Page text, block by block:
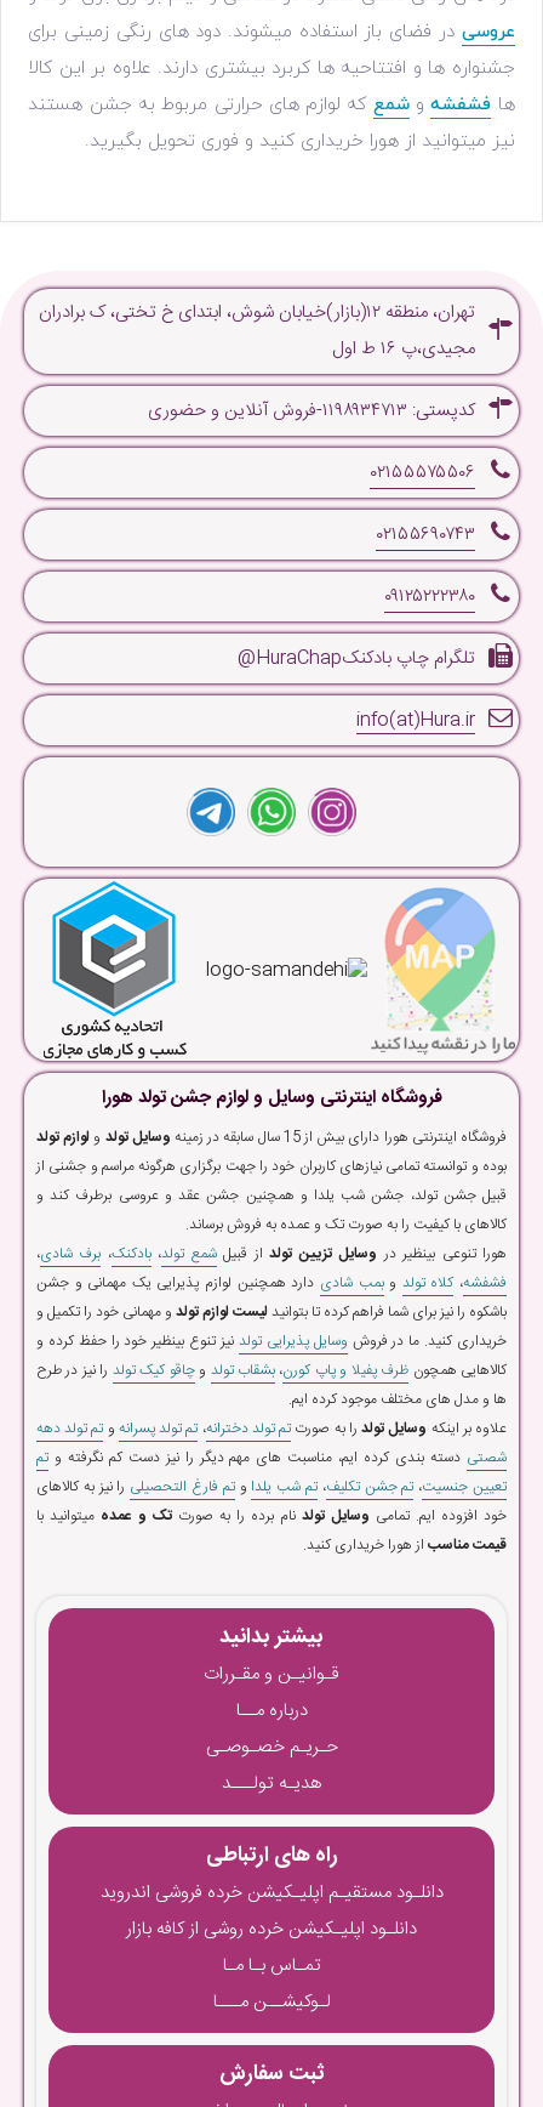
عروسی در فضای باز استفاده میشوند. دود های رنگی زمینی برای
جشنواره ها و افتتاحیه ها کربرد بیشتری دارند. علاوه بر این کالا
ها فشفشهوشمع که لوازم های حرارتی مربوط به جشن هستند
نیز میتوانید از هورا خریداری کنید و فوری تحویل بگیرید.
تهران، منطقه ۱۲(بازار)خیابان شوش، ابتدای خ تختی، ک برادران
مجیدی،پ ۱۶ ط اول
کدپستی: ۱۱۹۸۹۳۴۷۱۳-فروش آنلاین و حضوری
۰۲۱۵۵۵۷۵۵۰۶
۰۲۱۵۵۶۹۰۷۴۳
۰۹۱۲۵۲۲۲۳۸۰
تلگرام چاپ بادکنکHuraChap@
info(at)Hura.ir
فروشگاه اینترنتی وسایل و لوازم جشن تولد هورا
فروشگاه اینترنتی هورا دارای بیش از 15 سال سابقه در زمینه وسایل تولد و لوازم تولد
بوده و توانسته تمامی نیازهای کاربران خود را جهت برگزاری هرگونه مراسم و جشنی از
قبیل جشن تولد، جشن شب یلدا و همچنین جشن عقد و عروسی برطرف کند و
کالاهای با کیفیت را به صورت تک و عمده به فروش برساند.
هورا تنوعی بینظیر در وسایل تزیین تولداز قبیلشمع تولد،بادکنک، برف شادی،
فشفشه،کلاه تولد وبمب شادی دارد همچنین لوازم پذیرایی یک مهمانی و جشن
باشکوه را نیز برای شما فراهم کرده تا بتوانیدلیست لوازم تولد و مهمانی خود را تکمیل و
خریداری کنید. ما در فروش وسایل پذیرایی تولد نیز تنوع بینظیر خود را حفظ کرده و
کالاهایی همچون ظرف پفیلا و پاپ کورن،بشقاب تولد وچاقو کیک تولد را نیز در طرح
ها و مدل های مختلف موجود کرده ایم.
علاوه بر اینکه وسایل تولدرا به صورتتم تولد دخترانه،تم تولد پسرانه وتم تولد دهه
شصتی دسته بندی کرده ایم، مناسبت های مهم دیگر را نیز دست کم نگرفته وتم
تعیین جنسیت،تم جشن تکلیف،تم شب یلدا وتم فارغ التحصیلی را نیز به کالاهای
خود افزوده ایم. تمامی وسایل تولد نام برده را به صورت تک و عمده میتوانید با
قیمت مناسب از هورا خریداری کنید.
بیشتر بدانید
قـوانیـن و مقـررات
درباره مــا
حـریـم خصـوصـی
هدیـه تولـــد
راه های ارتباطی
دانلـود مستقیـم اپلیـکیشن خرده فروشی اندروید
دانلـود اپلیـکیشن خرده روشی از کافه بازار
تمـاس بـا مـا
لـوکیشــن مـــا
ثبت سفارش